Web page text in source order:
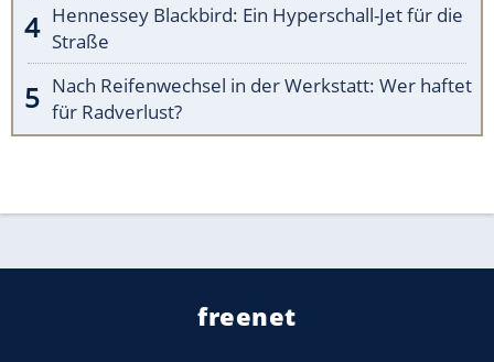
Hennessey Blackbird: Ein Hyperschall-Jet für die
Straße
Nach Reifenwechsel in der Werkstatt: Wer haftet
für Radverlust?
freenet